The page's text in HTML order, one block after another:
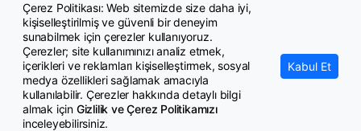
Küresel piyasalar veri gündemine odaklandı
Çerez Politikası: Web sitemizde size daha iyi,
kişiselleştirilmiş ve güvenli bir deneyim
sunabilmek için çerezler kullanıyoruz.
Çerezler; site kullanımınızı analiz etmek,
içerikleri ve reklamları kişiselleştirmek, sosyal
medya özellikleri sağlamak amacıyla
kullanılabilir. Çerezler hakkında detaylı bilgi
almak için Gizlilik ve Çerez Politikamızı
inceleyebilirsiniz.
Kabul Et